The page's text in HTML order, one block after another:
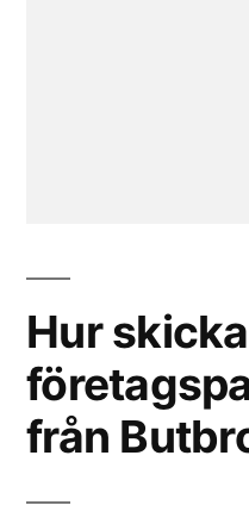
Hur
från